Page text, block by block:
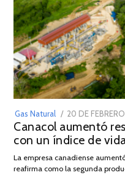
Gas Natural
POSTED
ON
20 DE
Canacol aumentó
con un índice de
La empresa canadiense
reafirma como la segunda